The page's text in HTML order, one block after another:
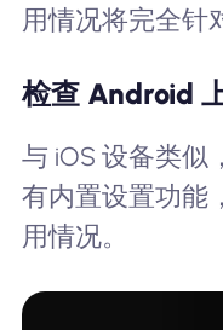
用情况将完全针
检查 Android
与 iOS 设备类似
有内置设置功能
用情况。